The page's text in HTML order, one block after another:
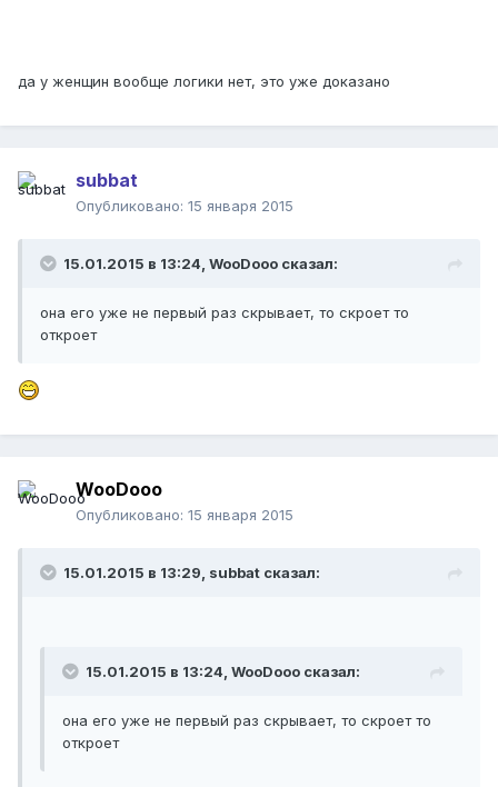
да у женщин вообще логики нет, это уже доказано
subbat
Опубликовано: 15 января 2015
15.01.2015 в 13:24, WooDooo сказал:
она его уже не первый раз скрывает, то скроет то
откроет
WooDooo
Опубликовано: 15 января 2015
15.01.2015 в 13:29, subbat сказал:
15.01.2015 в 13:24, WooDooo сказал:
она его уже не первый раз скрывает, то скроет то
откроет